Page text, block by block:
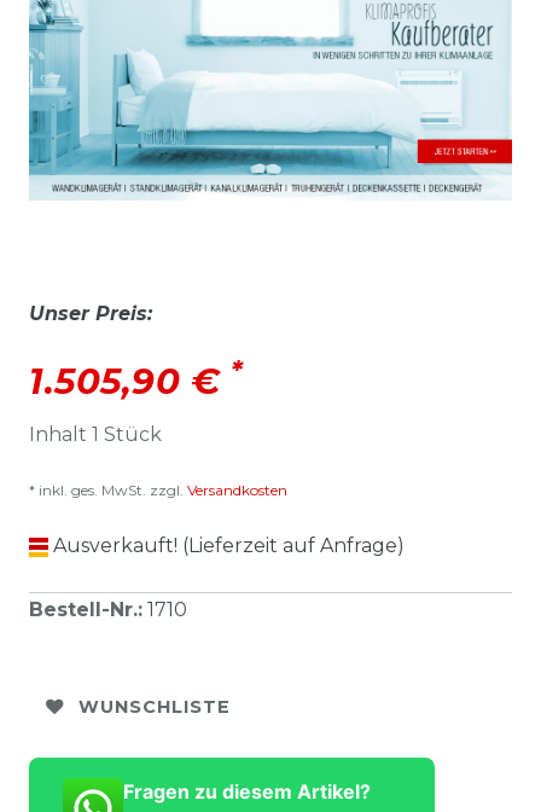
Unser Preis:
1.505,90 € *
Inhalt 1 Stück
* inkl. ges. MwSt. zzgl. Versandkosten
Ausverkauft! (Lieferzeit auf Anfrage)
Bestell-Nr.: 1710
WUNSCHLISTE
Fragen zu diesem Artikel?